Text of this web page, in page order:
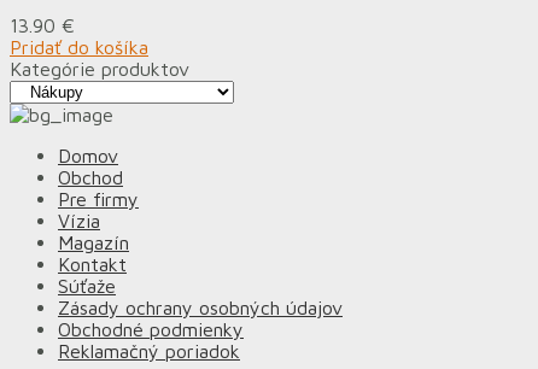
13.90 €
Pridať do košíka
Kategórie produktov
Domov
Obchod
Pre firmy
Vízia
Magazín
Kontakt
Súťaže
Zásady ochrany osobných údajov
Obchodné podmienky
Reklamačný poriadok